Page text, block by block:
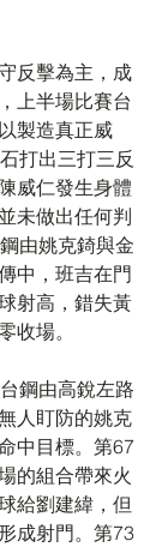
反擊為主，成
上半場比賽台
製造真正威
打出三打三反
威仁發生身體
未做出任何判
由姚克錡與金
中，班吉在門
射高，錯失黃
收場。
鋼由高銳左路
人盯防的姚克
中目標。第67
的組合帶來火
給劉建緯，但
成射門。第73